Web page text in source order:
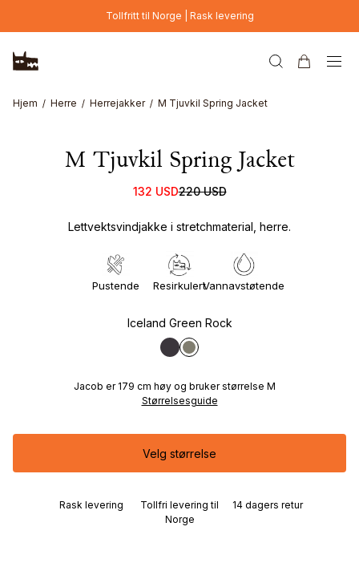
Hopp til hovedinnholdTollfritt til Norge | Rask levering
Hjem Herre Herrejakker M Tjuvkil Spring Jacket
New Colour
M Tjuvkil Spring Jacket
132 USD220 USD
Lettvektsvindjakke i stretchmaterial, herre.
Pustende ResirkulertVannavstøtende
Iceland Green Rock
Jacob er 179 cm høy og bruker størrelse M
Størrelsesguide
Velg størrelse
Rask levering
Tollfri levering til
Norge
14 dagers retur